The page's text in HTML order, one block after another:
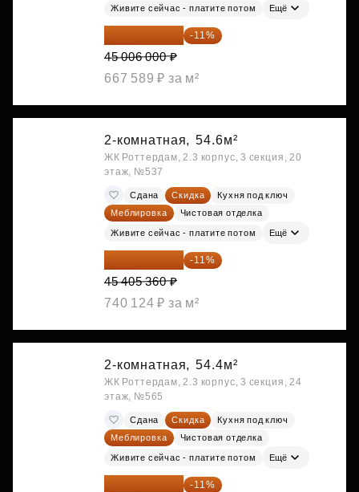
Живите сейчас - платите потом Ещё
40 055 340 ₽ -11%
45 006 000 ₽
667 589 ₽ за м²
2-комнатная, 54.6м²
ЖК Роттердам, 2.3 корпус, 3 секция, 20
этаж, №537
Сдана Скидка
Кухня под ключ
Меблировка
Чистовая отделка
Живите сейчас - платите потом Ещё
40 410 770 ₽ -11%
45 405 360 ₽
740 124 ₽ за м²
2-комнатная, 54.4м²
ЖК Роттердам, 2.3 корпус, 3 секция, 24
этаж, №565
Сдана Скидка
Кухня под ключ
Меблировка
Чистовая отделка
Живите сейчас - платите потом Ещё
40 577 450 ₽ -11%